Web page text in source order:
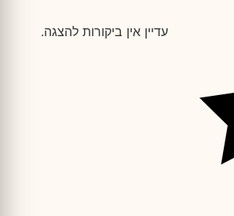
עדיין אין ביקורות להצגה.